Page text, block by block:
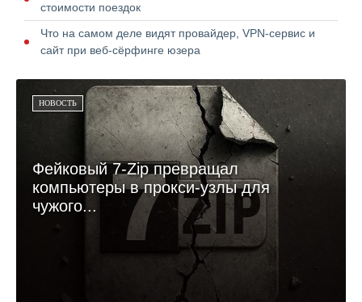
стоимости поездок
Что на самом деле видят провайдер, VPN-сервис и
сайт при веб-сёрфинге юзера
НОВОСТЬ
Фейковый 7-Zip превращал
компьютеры в прокси-узлы для
чужого...